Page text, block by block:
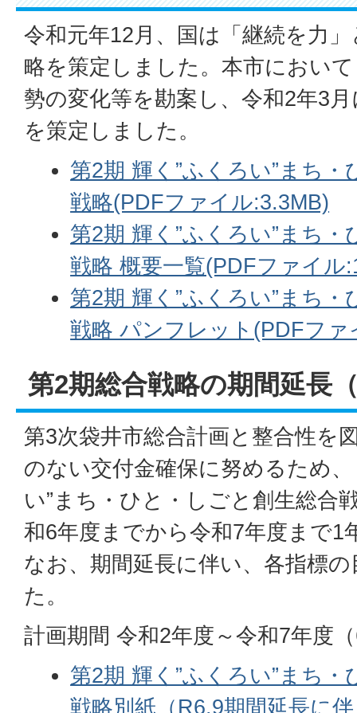
令和元年12月、国は「継続を力
略を策定しました。本市におい
勢の変化等を勘案し、令和2年3
を策定しました。
第2期 輝く”ふくろい”まち
戦略(PDFファイル:3.3MB)
第2期 輝く”ふくろい”まち
戦略 概要一覧(PDFファイル
第2期 輝く”ふくろい”まち
戦略 パンフレット(PDFファ
第2期総合戦略の期間延長
第3次袋井市総合計画と整合性を
のない交付金確保に努めるため
い”まち・ひと・しごと創生総合
和6年度までから令和7年度まで1
なお、期間延長に伴い、各指標
た。
計画期間 令和2年度～令和7年度
第2期 輝く”ふくろい”まち
戦略別紙（R6.9期間延長に